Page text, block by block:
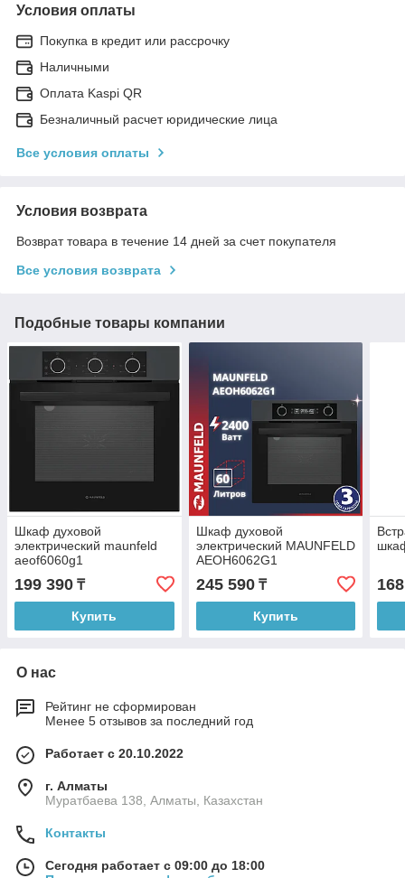
Условия оплаты
Покупка в кредит или рассрочку
Наличными
Оплата Kaspi QR
Безналичный расчет юридические лица
Все условия оплаты
Условия возврата
Возврат товара в течение 14 дней за счет покупателя
Все условия возврата
Подобные товары компании
Шкаф духовой
электрический maunfeld
aeof6060g1
199 390 ₸
Купить
Шкаф духовой
электрический MAUNFELD
AEOH6062G1
245 590₸
Купить
О нас
Рейтинг не сформирован
Менее 5 отзывов за последний год
Работает с 20.10.2022
г. Алматы
Муратбаева 138, Алматы, Казахстан
Контакты
Сегодня работает с 09:00 до 18:00